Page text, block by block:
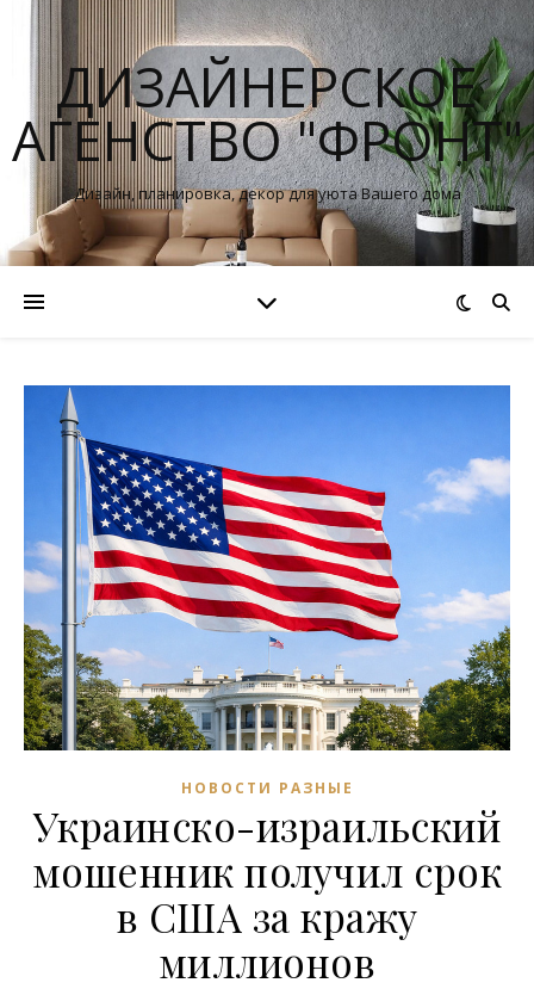
ДИЗАЙНЕРСКОЕ
АГЕНСТВО "ФРОНТ"
Дизайн, планировка, декор для уюта Вашего дома
НОВОСТИ РАЗНЫЕ
Украинско-израильский
мошенник получил срок
в США за кражу
миллионов